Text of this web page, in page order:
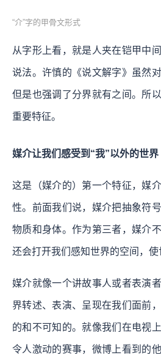
“介”字的甲骨文形式
从字形上看，就是人夹在铠甲中
说法。许慎的《说文解字》虽然
但是也强调了分界就有之间。所
重要特征。
媒介让我们感受到“我”以外的世界
这是（媒介的）第一个特征，媒
性。前面我们说，媒介把抽象符
物质和身体。作为第三者，媒介
还会打开我们感知世界的空间，使
媒介就像一个讲故事人或者表演
界转述、表演、呈现在我们面前
的和不可知的。就像我们在电视
令人激动的赛事，微博上看到的